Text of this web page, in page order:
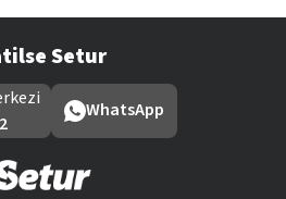
Setur
WhatsApp